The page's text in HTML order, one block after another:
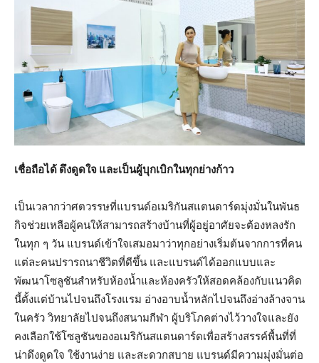
เชื่อถือได้ ดึงดูดใจ และเป็นผู้บุกเบิกในทุกย่างก้าว
เป็นเวลากว่าศตวรรษที่แบรนด์อเมริกันสแตนดาร์ดมุ่งมั่นในพันธ
กิจช่วยเหลือผู้คนให้สามารถสร้างบ้านที่ผู้อยู่อาศัยจะต้องหลงรัก
ในทุก ๆ วัน แบรนด์เข้าใจเสมอมาว่าทุกอย่างเริ่มต้นจากการที่คน
แต่ละคนปรารถนาชีวิตที่ดีขึ้น และแบรนด์ได้ออกแบบและ
พัฒนาโซลูชันสำหรับห้องน้ำและห้องครัวให้สอดคล้องกับแนวคิด
นี้ตั้งแต่บ้านไปจนถึงโรงแรม อ่างอาบน้ำหลักไปจนถึงอ่างล้างจาน
ในครัว วิทยาลัยไปจนถึงสนามกีฬา ผู้บริโภคต่างไว้วางใจและยัง
คงเลือกใช้โซลูชันของอเมริกันสแตนดาร์ดเพื่อสร้างสรรค์พื้นที่ที่
น่าดึงดูดใจ ใช้งานง่าย และสะดวกสบาย แบรนด์มีความมุ่งมั่นต่อ